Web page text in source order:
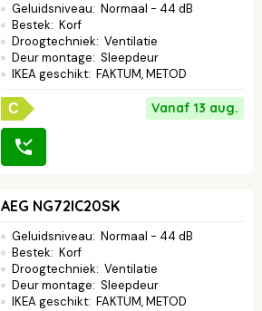
Geluidsniveau: Normaal - 44 dB
Bestek: Korf
Droogtechniek: Ventilatie
Deur montage: Sleepdeur
IKEA geschikt: FAKTUM, METOD
C Vanaf 13 aug.
AEG NG72IC20SK
Geluidsniveau: Normaal - 44 dB
Bestek: Korf
Droogtechniek: Ventilatie
Deur montage: Sleepdeur
IKEA geschikt: FAKTUM, METOD